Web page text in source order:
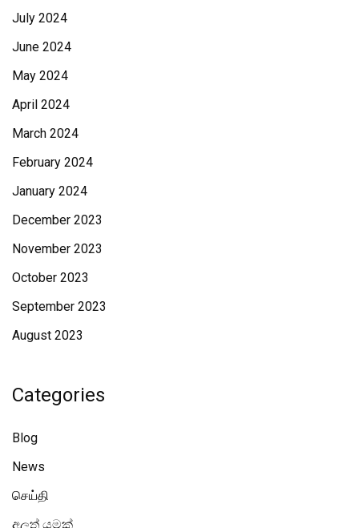
July 2024
June 2024
May 2024
April 2024
March 2024
February 2024
January 2024
December 2023
November 2023
October 2023
September 2023
August 2023
Categories
Blog
News
செய்தி
අලූත් යමක්